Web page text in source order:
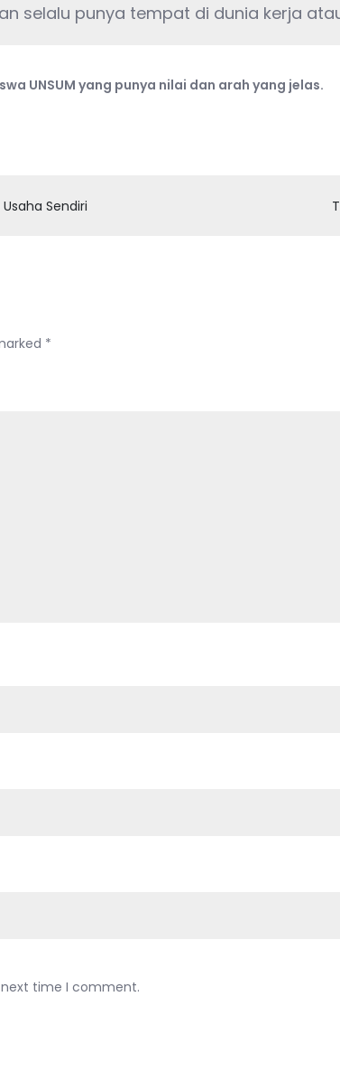
selalu punya tempat di dunia kerja
UNSUM yang punya nilai dan arah yang jelas.
Sendiri
*
time I comment.